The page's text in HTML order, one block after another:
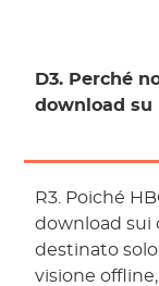
D3. Perché
download su
R3. Poiché
download sui
destinato
visione